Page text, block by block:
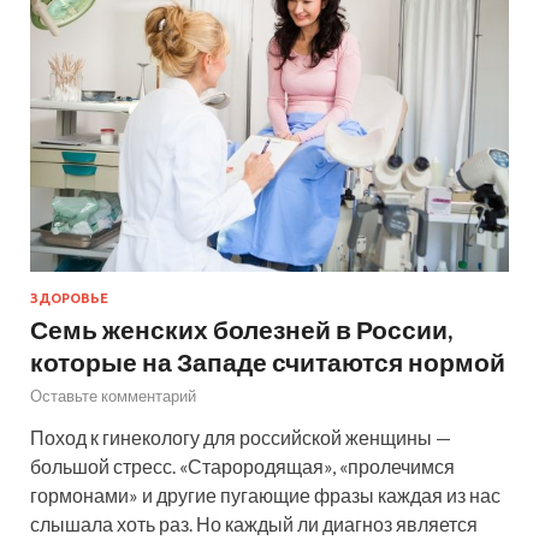
ЗДОРОВЬЕ
Семь женских болезней в России,
которые на Западе считаются нормой
Оставьте комментарий
Поход к гинекологу для российской женщины —
большой стресс. «Старородящая», «пролечимся
гормонами» и другие пугающие фразы каждая из нас
слышала хоть раз. Но каждый ли диагноз является